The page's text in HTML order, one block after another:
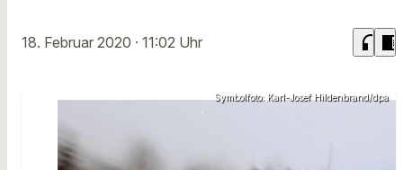
18. Februar 2020 · 11:02 Uhr headphones chrome_reader_mode
Symbolfoto: Karl-Josef Hildenbrand/dpa